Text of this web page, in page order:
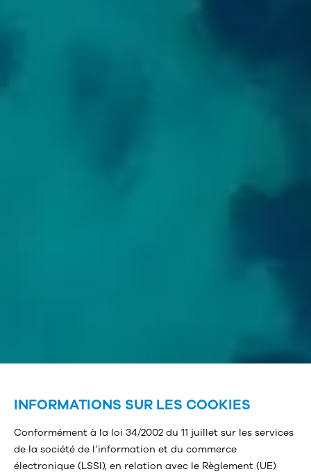
INFORMATIONS SUR LES COOKIES
Conformément à la loi 34/2002 du 11 juillet sur les services
de la société de l’information et du commerce
électronique (LSSI), en relation avec le Règlement (UE)